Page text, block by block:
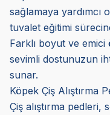
sağlamaya yardımcı
tuvalet eğitimi
Farklı boyut ve
sevimli dostunuzun
sunar.
Köpek Çiş Alıştırma
Çiş alıştırma